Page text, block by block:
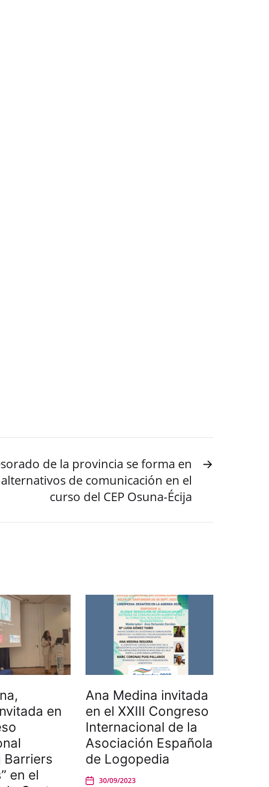
→
de la provincia se forma en
de comunicación en el
curso del CEP Osuna-Écija
en
Barriers
en el
Ana Medina invitada
en el XXIII Congreso
Internacional de la
Asociación Española
de Logopedia
30/09/2023